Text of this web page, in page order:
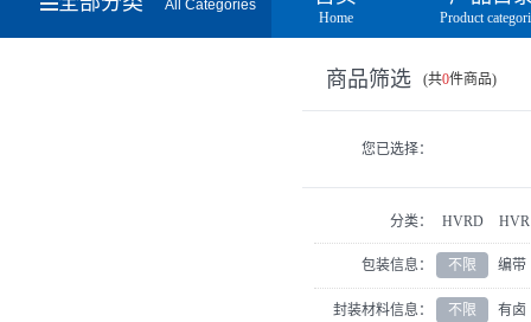
All Categories
Home Product
商品筛选 (共0件商品)
您已选择：
分类： HVRD HVR
包装信息： 不限 编带
封装材料信息： 不限 有卤